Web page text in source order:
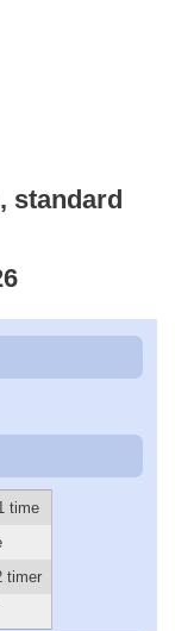
standard
time
timer